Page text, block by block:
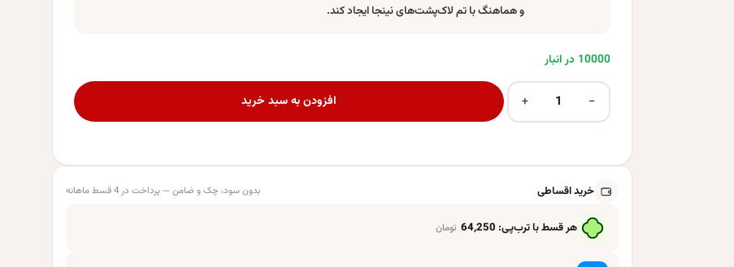
و هماهنگ با تم لاک‌پشت‌های نینجا ایجاد کند.
10000 در انبار
بادکنک فویلی مدل لاک پشت های نینجا رافائل کد KP-2001 عدد
−
+ افزودن به سبد خرید
خرید اقساطی بدون سود، چک و ضامن — پرداخت در 4 قسط ماهانه
هر قسط با ترب‌پی: 64,250 تومان